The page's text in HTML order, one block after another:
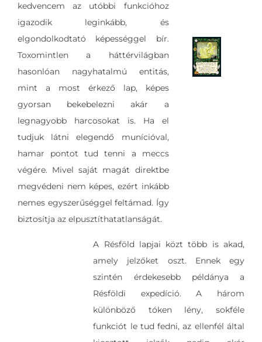
kedvencem az utóbbi funkcióhoz
igazodik leginkább, és
elgondolkodtató képességgel bír.
Toxomintlen a háttérvilágban
hasonlóan nagyhatalmú entitás,
mint a most érkező lap, képes
gyorsan bekebelezni akár a
legnagyobb harcosokat is. Ha el
tudjuk látni elegendő munícióval,
hamar pontot tud tenni a meccs
végére. Mivel saját magát direktbe
megvédeni nem képes, ezért inkább
nemes egyszerűséggel feltámad. Így
biztosítja az elpusztíthatatlanságát.
A Résföld lapjai közt több is akad,
amely jelzőket oszt. Ennek egy
szintén érdekesebb példánya a
Résföldi expedíció. A három
különböző tóken lény, sokféle
funkciót le tud fedni, az ellenfél által